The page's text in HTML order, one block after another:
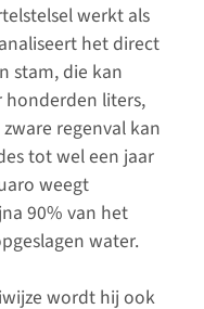
werkt als
het direct
stam, die kan
honderden liters,
regenval kan
tot wel een jaar
weegt
90% van het
water.
wordt hij ook